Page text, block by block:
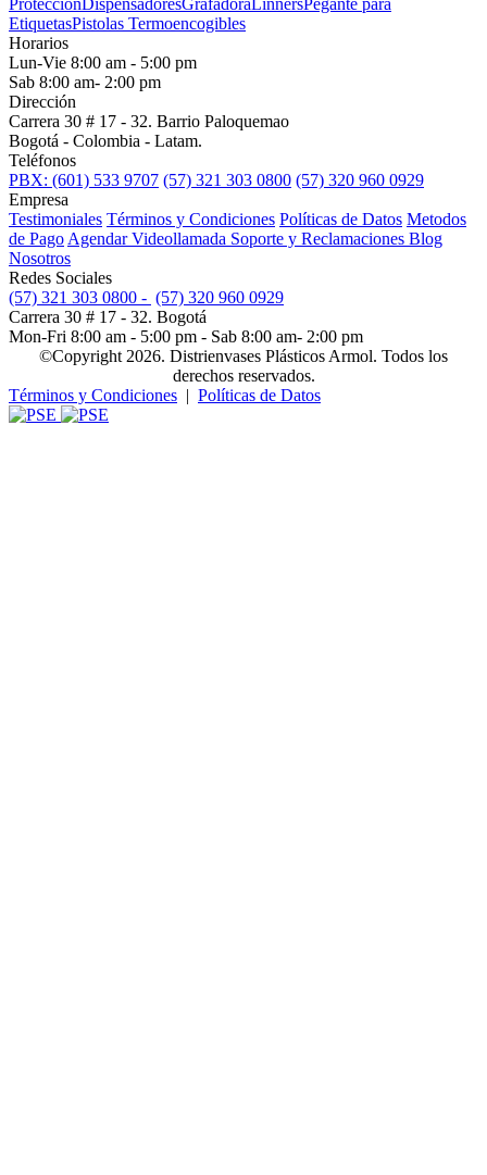
ProtecciónDispensadoresGrafadoraLinnersPegante para
EtiquetasPistolas Termoencogibles
Horarios
Lun-Vie 8:00 am - 5:00 pm
Sab 8:00 am- 2:00 pm
Dirección
Carrera 30 # 17 - 32. Barrio Paloquemao
Bogotá - Colombia - Latam.
Teléfonos
PBX: (601) 533 9707 (57) 321 303 0800 (57) 320 960 0929
Empresa
Testimoniales Términos y Condiciones Políticas de Datos Metodos
de Pago Agendar Videollamada Soporte y Reclamaciones Blog
Nosotros
Redes Sociales
(57) 321 303 0800 - (57) 320 960 0929
Carrera 30 # 17 - 32. Bogotá
Mon-Fri 8:00 am - 5:00 pm - Sab 8:00 am- 2:00 pm
©Copyright 2026. Distrienvases Plásticos Armol. Todos los
derechos reservados.
Términos y Condiciones | Políticas de Datos